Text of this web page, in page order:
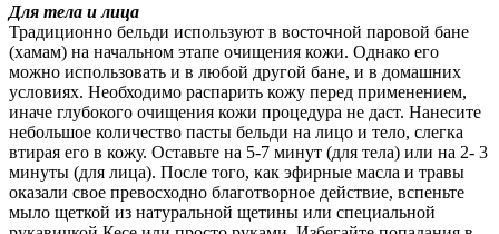
Для тела и лица
Традиционно бельди используют в восточной паровой бане
(хамам) на начальном этапе очищения кожи. Однако его
можно использовать и в любой другой бане, и в домашних
условиях. Необходимо распарить кожу перед применением,
иначе глубокого очищения кожи процедура не даст. Нанесите
небольшое количество пасты бельди на лицо и тело, слегка
втирая его в кожу. Оставьте на 5-7 минут (для тела) или на 2- 3
минуты (для лица). После того, как эфирные масла и травы
оказали свое превосходно благотворное действие, вспеньте
мыло щеткой из натуральной щетины или специальной